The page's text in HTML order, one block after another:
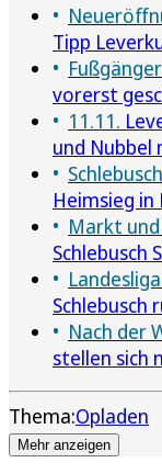
Tipp
vorerst
11.11.
und Nubbel
Schlebusch
Heimsieg in
Markt
Schlebusch
Landesliga
Nach der
stellen sich
Thema:Opladen
Mehr anzeigen